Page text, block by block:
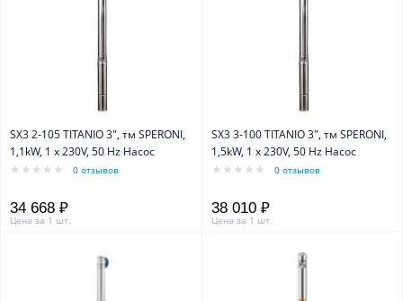
SX3 2-105 TITANIO 3", тм SPERONI,
1,1kW, 1 х 230V, 50 Hz Насос
0 отзывов
34 668 ₽
Цена за 1 шт.
SX3 3-100 TITANIO 3", тм SPERONI,
1,5kW, 1 х 230V, 50 Hz Насос
0 отзывов
38 010 ₽
Цена за 1 шт.